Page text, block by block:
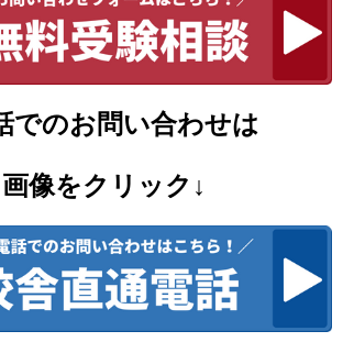
でのお問い合わせは
画像をクリック↓